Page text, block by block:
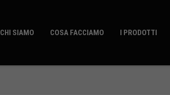
CHI SIAMO COSA FACCIAMO I PRODOTTI